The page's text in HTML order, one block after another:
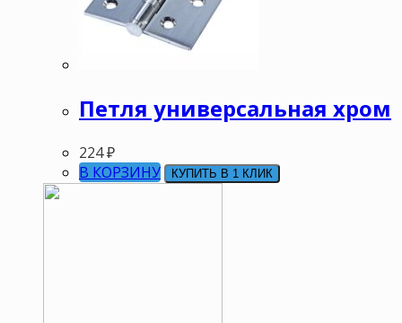
Петля универсальная хром
224₽
В КОРЗИНУ
КУПИТЬ В 1 КЛИК